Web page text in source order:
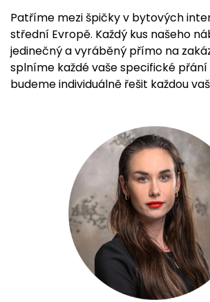
Patříme mezi špičky v bytových
střední Evropě. Každý kus našeho
jedinečný a vyráběný přímo na
splníme každé vaše specifické
budeme individuálně řešit každou